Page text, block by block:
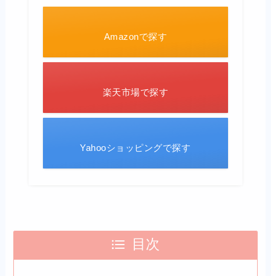
Amazonで探す
楽天市場で探す
Yahooショッピングで探す
目次